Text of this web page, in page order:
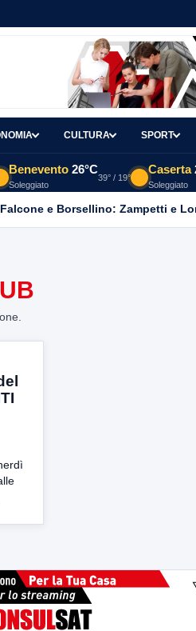
CULTURA SPORT
Benevento 26°C
Soleggiato
39° / 19°
Caserta
Soleggiato
e Borsellino: Zampetti e